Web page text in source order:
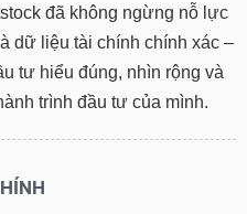
đã không ngừng nỗ lực
dữ liệu tài chính chính xác –
tư hiểu đúng, nhìn rộng và
trình đầu tư của mình.